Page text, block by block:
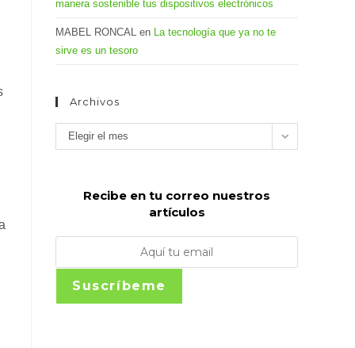
manera sostenible tus dispositivos electrónicos
MABEL RONCAL en La tecnología que ya no te
sirve es un tesoro
Archivos
Archivos
Elegir el mes
Recibe en tu correo nuestros
artículos
Suscríbeme